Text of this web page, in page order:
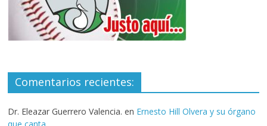
Comentarios recientes:
Dr. Eleazar Guerrero Valencia. en Ernesto Hill Olvera y su órgano
que canta